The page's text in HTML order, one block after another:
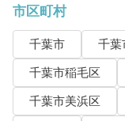
市区町村
千葉市 千葉
千葉市稲毛区
千葉市美浜区